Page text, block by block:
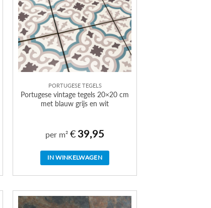
PORTUGESE TEGELS
Portugese vintage tegels 20×20 cm
met blauw grijs en wit
per m²€ 39,95
IN WINKELWAGEN